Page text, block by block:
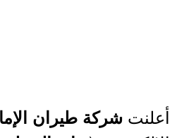
أعلنت شركة طيران